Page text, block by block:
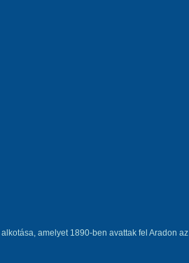
amelyet 1890-ben avattak fel Aradon az